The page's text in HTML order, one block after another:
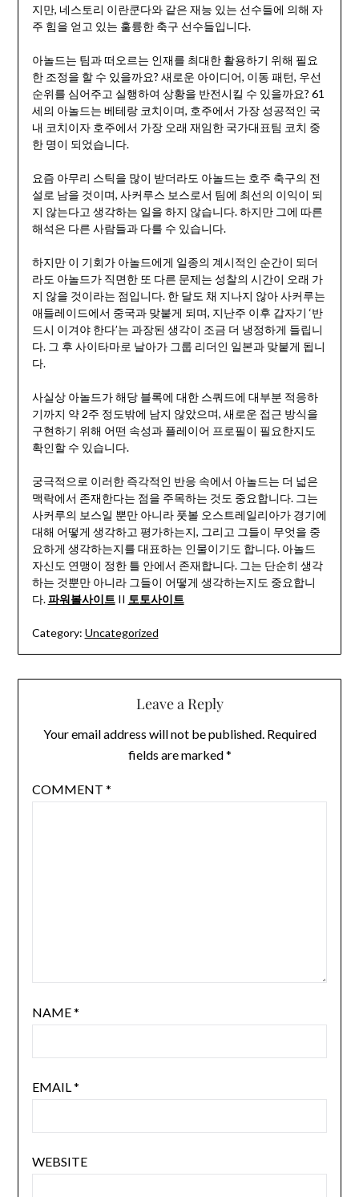
지만, 네스토리 이란쿤다와 같은 재능 있는 선수들에 의해 자
주 힘을 얻고 있는 훌륭한 축구 선수들입니다.
아놀드는 팀과 떠오르는 인재를 최대한 활용하기 위해 필요
한 조정을 할 수 있을까요? 새로운 아이디어, 이동 패턴, 우선
순위를 심어주고 실행하여 상황을 반전시킬 수 있을까요? 61
세의 아놀드는 베테랑 코치이며, 호주에서 가장 성공적인 국
내 코치이자 호주에서 가장 오래 재임한 국가대표팀 코치 중
한 명이 되었습니다.
요즘 아무리 스틱을 많이 받더라도 아놀드는 호주 축구의 전
설로 남을 것이며, 사커루스 보스로서 팀에 최선의 이익이 되
지 않는다고 생각하는 일을 하지 않습니다. 하지만 그에 따른
해석은 다른 사람들과 다를 수 있습니다.
하지만 이 기회가 아놀드에게 일종의 계시적인 순간이 되더
라도 아놀드가 직면한 또 다른 문제는 성찰의 시간이 오래 가
지 않을 것이라는 점입니다. 한 달도 채 지나지 않아 사커루는
애들레이드에서 중국과 맞붙게 되며, 지난주 이후 갑자기 ‘반
드시 이겨야 한다’는 과장된 생각이 조금 더 냉정하게 들립니
다. 그 후 사이타마로 날아가 그룹 리더인 일본과 맞붙게 됩니
다.
사실상 아놀드가 해당 블록에 대한 스쿼드에 대부분 적응하
기까지 약 2주 정도밖에 남지 않았으며, 새로운 접근 방식을
구현하기 위해 어떤 속성과 플레이어 프로필이 필요한지도
확인할 수 있습니다.
궁극적으로 이러한 즉각적인 반응 속에서 아놀드는 더 넓은
맥락에서 존재한다는 점을 주목하는 것도 중요합니다. 그는
사커루의 보스일 뿐만 아니라 풋볼 오스트레일리아가 경기에
대해 어떻게 생각하고 평가하는지, 그리고 그들이 무엇을 중
요하게 생각하는지를 대표하는 인물이기도 합니다. 아놀드
자신도 연맹이 정한 틀 안에서 존재합니다. 그는 단순히 생각
하는 것뿐만 아니라 그들이 어떻게 생각하는지도 중요합니
다.파워볼사이트II 토토사이트
Category: Uncategorized
Leave a Reply
Your email address will not be published. Required
fields are marked*
COMMENT *
NAME*
EMAIL*
WEBSITE